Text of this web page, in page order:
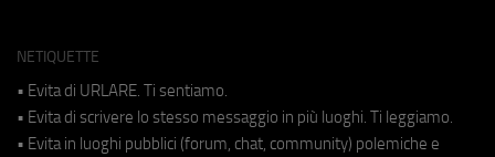
NETIQUETTE
• Evita di URLARE. Ti sentiamo.
• Evita di scrivere lo stesso messaggio in più luoghi. Ti leggiamo.
• Evita in luoghi pubblici (forum, chat, community) polemiche e